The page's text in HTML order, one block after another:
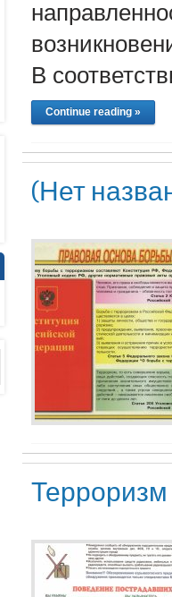
В
Continue reading »
(Нет
Терроризм